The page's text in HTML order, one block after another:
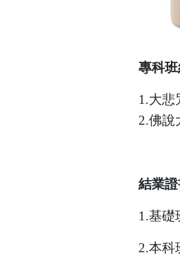
專科班
1.大悲
2.佛說
結業證
1.基礎
2.本科